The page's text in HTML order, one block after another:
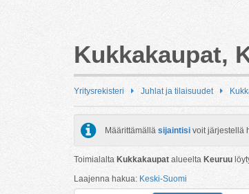
Kukkakaupat,
Yritysrekisteri Juhlat ja tilaisuudet
Määrittämällä sijaintisi voit järjestellä
Toimialalta Kukkakaupat alueelta Keuruu
Laajenna hakua: Keski-Suomi